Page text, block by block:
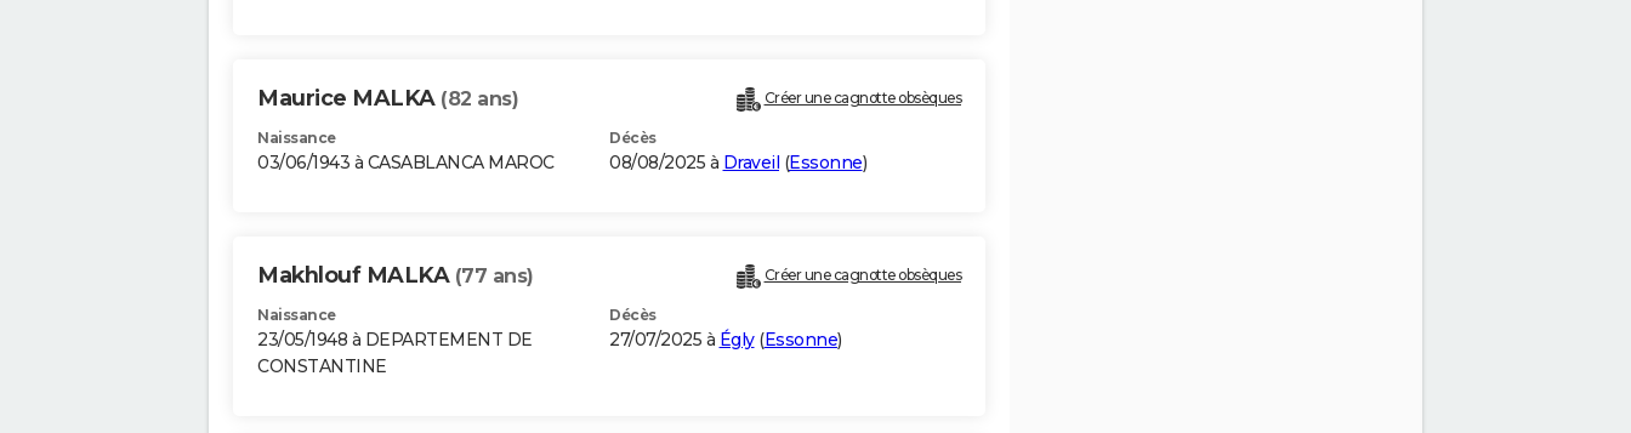
Maurice MALKA (82 ans) Créer une cagnotte obsèques
Naissance
03/06/1943 à CASABLANCA MAROC
Décès
08/08/2025 à Draveil (Essonne)
Makhlouf MALKA (77 ans) Créer une cagnotte obsèques
Naissance
23/05/1948 à DEPARTEMENT DE
CONSTANTINE
Décès
27/07/2025 à Égly(Essonne)